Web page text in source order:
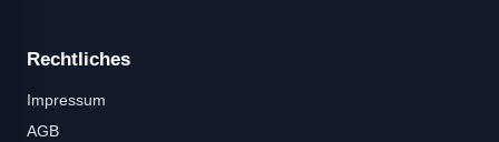
Rechtliches
Impressum
AGB